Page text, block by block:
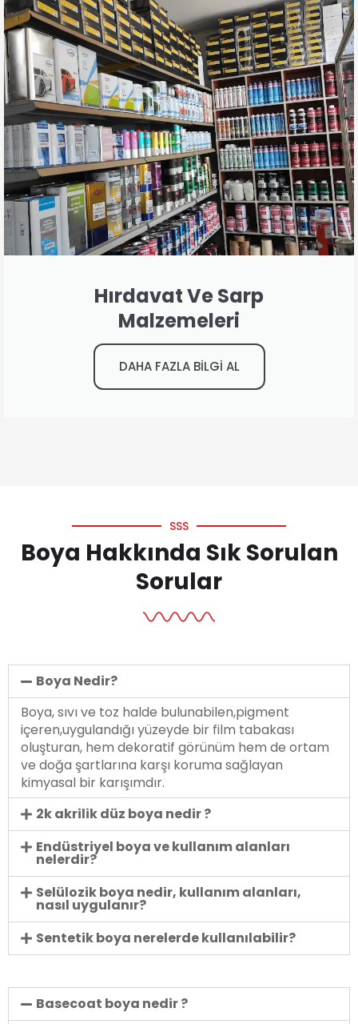
Hırdavat Ve Sarp
Malzemeleri
DAHA FAZLA BİLGİ AL
SSS
Boya Hakkında Sık Sorulan
Sorular
Boya Nedir?
Boya, sıvı ve toz halde bulunabilen,pigment
içeren,uygulandığı yüzeyde bir film tabakası
oluşturan, hem dekoratif görünüm hem de ortam
ve doğa şartlarına karşı koruma sağlayan
kimyasal bir karışımdır.
2k akrilik düz boya nedir ?
Endüstriyel boya ve kullanım alanları
nelerdir?
Selülozik boya nedir, kullanım alanları,
nasıl uygulanır?
Sentetik boya nerelerde kullanılabilir?
Basecoat boya nedir ?